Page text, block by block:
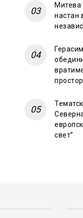
настан
свет”